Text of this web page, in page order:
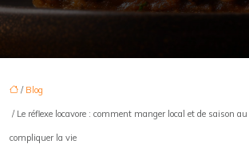
/ Blog
/ Le réflexe locavore : comment manger local et de saison
compliquer la vie